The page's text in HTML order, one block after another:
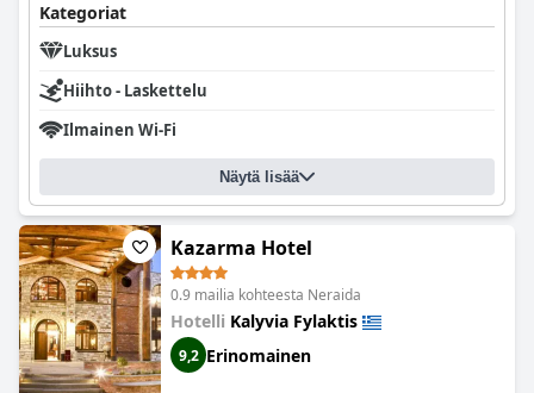
Kategoriat
Luksus
Hiihto - Laskettelu
Ilmainen Wi-Fi
Näytä lisää
Kazarma Hotel
0.9 mailia kohteesta Neraida
Hotelli Kalyvia Fylaktis
9,2 Erinomainen